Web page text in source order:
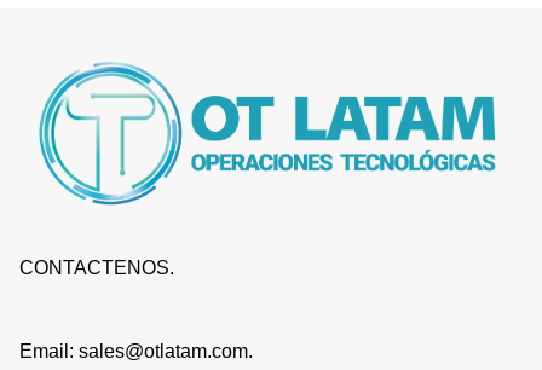
CONTACTENOS.
Email: sales@otlatam.com.